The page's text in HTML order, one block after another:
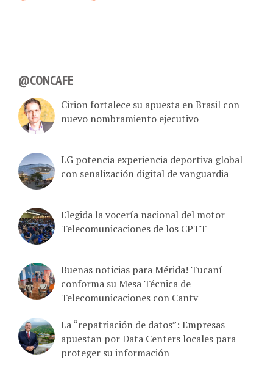
@CONCAFE
Cirion fortalece su apuesta en Brasil con
nuevo nombramiento ejecutivo
LG potencia experiencia deportiva global
con señalización digital de vanguardia
Elegida la vocería nacional del motor
Telecomunicaciones de los CPTT
Buenas noticias para Mérida! Tucaní
conforma su Mesa Técnica de
Telecomunicaciones con Cantv
La “repatriación de datos”: Empresas
apuestan por Data Centers locales para
proteger su información